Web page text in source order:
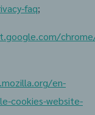
faq;
en-
cookies-website-